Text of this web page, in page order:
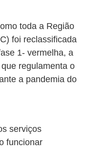
toda a Região
foi reclassificada
1- vermelha, a
regulamenta o
a pandemia do
serviços
funcionar